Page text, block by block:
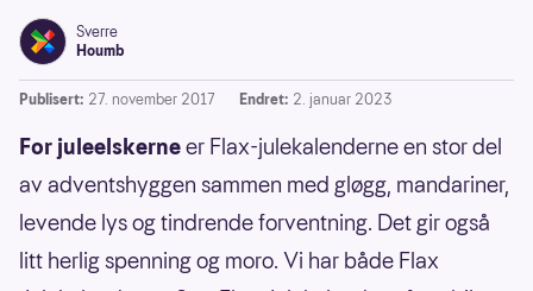
Sverre
Houmb
Publisert: 27. november 2017 Endret: 2. januar 2023
For juleelskerneer Flax-julekalenderne en stor del
av adventshyggen sammen med gløgg, mandariner,
levende lys og tindrende forventning. Det gir også
litt herlig spenning og moro. Vi har både Flax